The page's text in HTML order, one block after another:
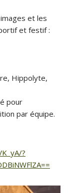
et les
et festif :
Hippolyte,
pour
par équipe.
?